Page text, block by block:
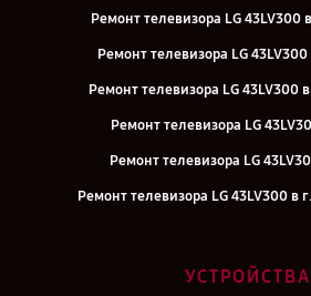
Ремонт телевизора LG 43LV300
Ремонт телевизора LG
Ремонт телевизора LG 43LV300
Ремонт телевизора LG
Ремонт телевизора LG
Ремонт телевизора LG 43LV300 в
УСТРОЙСТВА